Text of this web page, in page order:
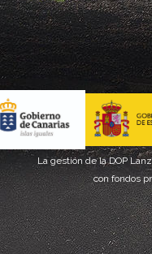
La gestión de la DOP
con fondos